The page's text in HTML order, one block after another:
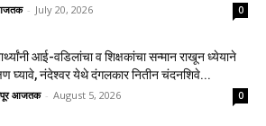
- July 20, 2026 0
आई-वडिलांचा व शिक्षकांचा सन्मान राखून ध्येयाने
घ्यावे, नंदेश्वर येथे दंगलकार नितीन चंदनशिवे...
आजतक - August 5, 2026 0